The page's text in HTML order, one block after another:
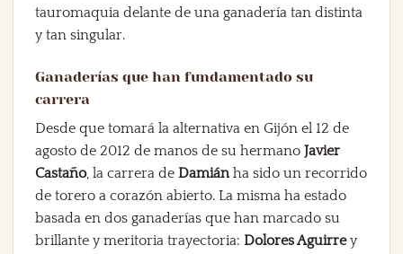
tauromaquia delante de una ganadería tan distinta
y tan singular.
Ganaderías que han fundamentado su
carrera
Desde que tomará la alternativa en Gijón el 12 de
agosto de 2012 de manos de su hermano Javier
Castaño, la carrera de Damiánha sido un recorrido
de torero a corazón abierto. La misma ha estado
basada en dos ganaderías que han marcado su
brillante y meritoria trayectoria: Dolores Aguirrey